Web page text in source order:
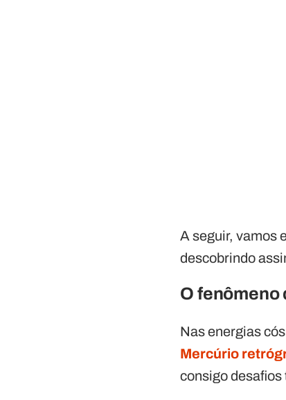
A seguir, vamos
descobrindo
O
Nas energias
Mercúrio
consigo